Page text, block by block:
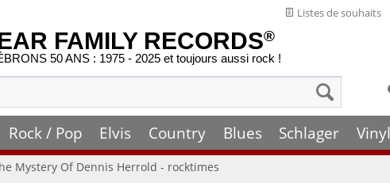
Listes de souhaits
FAMILY RECORDS®
50 ANS : 1975 - 2025 et toujours aussi rock !
Rock / Pop Elvis Country Blues Schlager Vinyl
Mystery Of Dennis Herrold - rocktimes